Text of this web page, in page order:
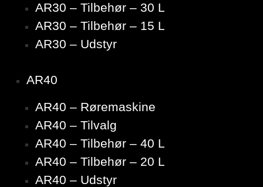
AR30 – Tilbehør – 30 L
AR30 – Tilbehør – 15 L
AR30 – Udstyr
AR40
AR40 – Røremaskine
AR40 – Tilvalg
AR40 – Tilbehør – 40 L
AR40 – Tilbehør – 20 L
AR40 – Udstyr